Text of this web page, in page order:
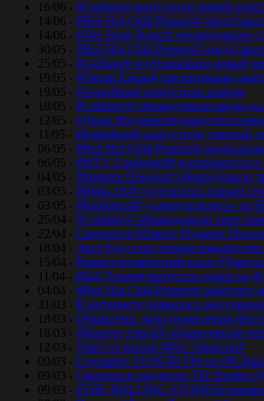
16/06 - #Garbage# выпустили новый
14/06 - #Red Hot Chili Peppers#
14/06 - #The Stone Roses# обнародовали
30/05 - #Red Hot Chili Peppers#
25/05 - #Garbage# опубликовали новый
19/05 - #Океан Ельзи# презентовали
19/05 - #АукцЫон# выпустили альбом
18/05 - #Coldplay# обнародовали видео
12/05 - #Джон Фрушанте# выпустил
11/05 - #Radiohead# выпустили девятый
06/05 - #Red Hot Chili Peppers#
06/05 - #MTV Unplugged# возвращается
04/05 - #Imagine Dragons# обнародовали
03/05 - #Blink-182# поделились новым
03/05 - #Radiohead# «самоудалились» из
25/04 - #Coldplay# обнародовали трек
22/04 - Скончался #Принс Роджерс
18/04 - Эксл Роуз стал новым
15/04 - Вышел посмертный клип
11/04 - #Боб Дилан# выпустил кавер на
04/04 - #Red Hot Chili Peppers# работают
31/03 - В интернете появилась
18/03 - Объявлены даты проведения
18/03 - #Massive Attack# обнародовали
12/03 - Ушёл из жизни #Кит Эмерсон#
09/03 - Слушайте TENGRI FM на
09/03 - Скончался продюсер The Beatles
09/03 - #THE ROLLING STONES#